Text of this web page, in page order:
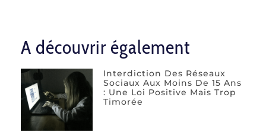
A découvrir également
Interdiction Des Réseaux
Sociaux Aux Moins De 15 Ans
: Une Loi Positive Mais Trop
Timorée